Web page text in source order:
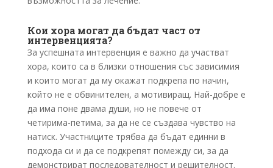
Кои хора могат да бъдат част от
интервенцията?
За успешната интервенция е важно да участват
хора, които са в близки отношения със зависимия
и които могат да му окажат подкрепа по начин,
който не е обвинителен, а мотивиращ. Най-добре е
да има поне двама души, но не повече от
четирима-петима, за да не се създава чувство на
натиск. Участниците трябва да бъдат единни в
подхода си и да се подкрепят помежду си, за да
демонстрират последователност и решителност.